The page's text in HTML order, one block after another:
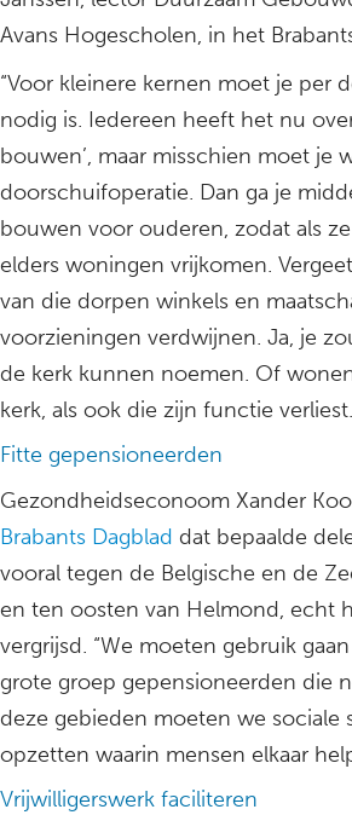
Avans Hogescholen, in het
“Voor kleinere kernen moet je per
nodig is. Iedereen heeft het nu
bouwen’, maar misschien moet je
doorschuifoperatie. Dan ga je
bouwen voor ouderen, zodat als
elders woningen vrijkomen.
van die dorpen winkels en
voorzieningen verdwijnen. Ja, je
de kerk kunnen noemen. Of
kerk, als ook die zijn functie
Fitte gepensioneerden
Gezondheidseconoom Xander
Brabants Dagblad dat bepaalde
vooral tegen de Belgische en de
en ten oosten van Helmond, echt
vergrijsd. “We moeten gebruik
grote groep gepensioneerden die
deze gebieden moeten we sociale
opzetten waarin mensen elkaar
Vrijwilligerswerk faciliteren